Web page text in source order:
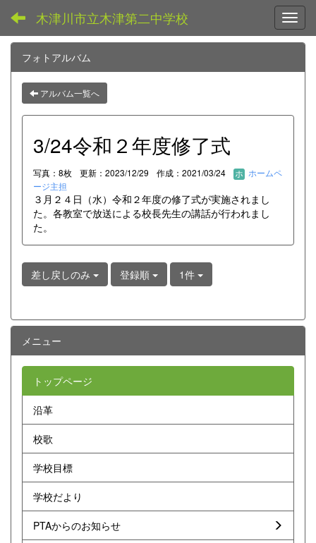
木津川市立木津第二中学校
フォトアルバム
アルバム一覧へ
3/24令和２年度修了式
写真：8枚 更新：2023/12/29 作成：2021/03/24
ホームペ
ージ主担
３月２４日（水）令和２年度の修了式が実施されまし
た。各教室で放送による校長先生の講話が行われまし
た。
差し戻しのみ 登録順 1件
メニュー
トップページ
沿革
校歌
学校目標
学校だより
PTAからのお知らせ